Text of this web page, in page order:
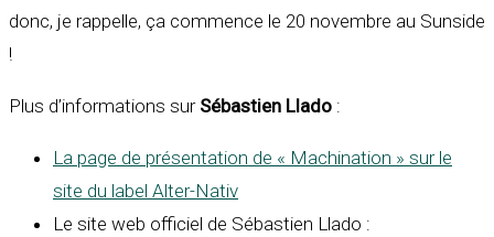
donc, je rappelle, ça commence le 20 novembre au Sunside
!
Plus d’informations sur Sébastien Llado :
La page de présentation de « Machination » sur le
site du label Alter-Nativ
Le site web officiel de Sébastien Llado :